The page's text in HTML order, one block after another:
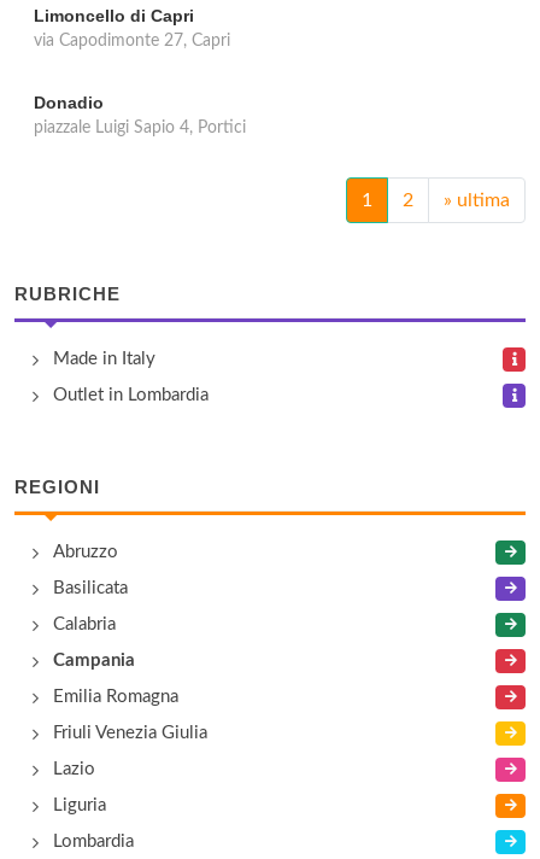
Limoncello di Capri
via Capodimonte 27, Capri
Donadio
piazzale Luigi Sapio 4, Portici
1 2 » ultima
RUBRICHE
Made in Italy
Outlet in Lombardia
REGIONI
Abruzzo
Basilicata
Calabria
Campania
Emilia Romagna
Friuli Venezia Giulia
Lazio
Liguria
Lombardia